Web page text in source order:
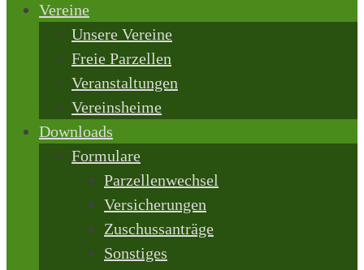
Vereine
Unsere Vereine
Freie Parzellen
Veranstaltungen
Vereinsheime
Downloads
Formulare
Parzellenwechsel
Versicherungen
Zuschussanträge
Sonstiges